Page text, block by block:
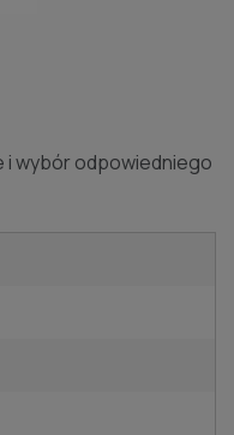
i wybór odpowiedniego